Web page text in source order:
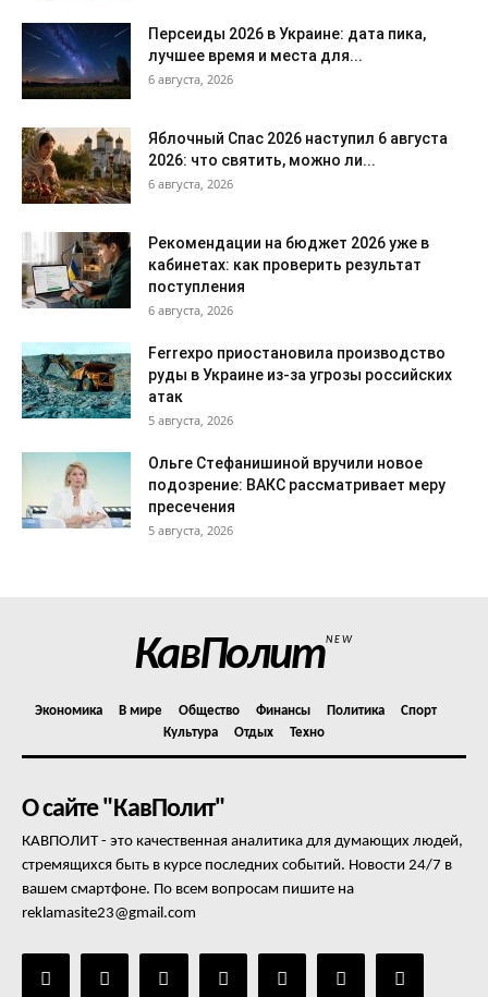
Персеиды 2026 в Украине: дата пика,
лучшее время и места для...
6 августа, 2026
Яблочный Спас 2026 наступил 6 августа
2026: что святить, можно ли...
6 августа, 2026
Рекомендации на бюджет 2026 уже в
кабинетах: как проверить результат
поступления
6 августа, 2026
Ferrexpo приостановила производство
руды в Украине из-за угрозы российских
атак
5 августа, 2026
Ольге Стефанишиной вручили новое
подозрение: ВАКС рассматривает меру
пресечения
5 августа, 2026
КавПолитNEW
Экономика В мире Общество Финансы Политика
Спорт
Культура
Отдых Техно
О сайте "КавПолит"
КАВПОЛИТ - это качественная аналитика для думающих людей,
стремящихся быть в курсе последних событий. Новости 24/7 в
вашем смартфоне. По всем вопросам пишите на
reklamasite23@gmail.com